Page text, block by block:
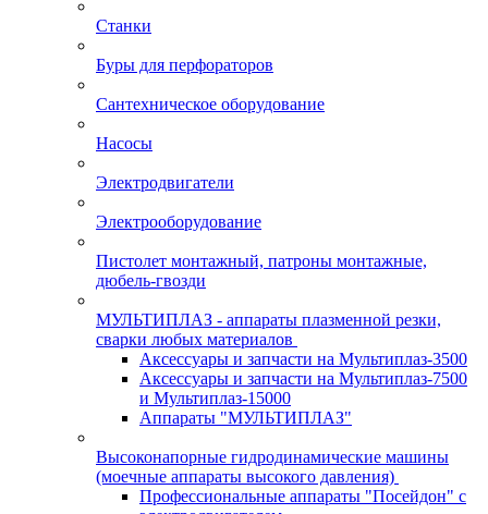
Станки
Буры для перфораторов
Сантехническое оборудование
Насосы
Электродвигатели
Электрооборудование
Пистолет монтажный, патроны монтажные,
дюбель-гвозди
МУЛЬТИПЛАЗ - аппараты плазменной резки,
сварки любых материалов
Аксессуары и запчасти на Мультиплаз-3500
Аксессуары и запчасти на Мультиплаз-7500
и Мультиплаз-15000
Аппараты "МУЛЬТИПЛАЗ"
Высоконапорные гидродинамические машины
(моечные аппараты высокого давления)
Профессиональные аппараты "Посейдон" с